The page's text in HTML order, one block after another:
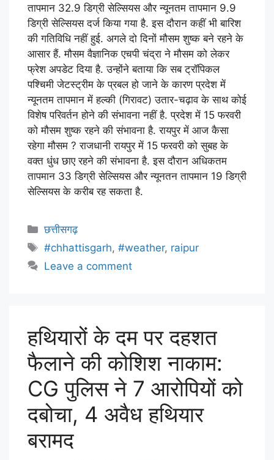
तापमान 32.9 डिग्री सेल्सियस और न्यूनतम तापमान 9.9
डिग्री सेल्सियस दर्ज किया गया है. इस दौरान कहीं भी बारिश
की गतिविधि नहीं हुई. अगले दो दिनों मौसम शुष्क बने रहने के
आसार हैं. मौसम वैज्ञानिक एचपी चंद्रा ने मौसम को लेकर
फ्रेश अपडेट दिया है. उन्होंने बताया कि सब ट्रॉपिकल
पश्चिमी जेटस्ट्रीम के प्रबल हो जाने के कारण प्रदेश में
न्यूनतम तापमान में हल्की (गिरावट) उतार-चढ़ाव के साथ कोई
विशेष परिवर्तन होने की संभावना नहीं है. प्रदेश में 15 फरवरी
को मौसम शुष्क रहने की संभावना है. रायपुर में आज कैसा
रहेगा मौसम ? राजधानी रायपुर में 15 फरवरी को सुबह के
वक्त धुंध छाए रहने की संभावना है. इस दौरान अधिकतम
तापमान 33 डिग्री सेल्सियस और न्यूनतन तापमान 19 डिग्री
सेल्सियस के करीब रह सकता है.
छत्तीसगढ़
#chhattisgarh,#weather, raipur
Leave a comment
हथियारों के दम पर दहशत
फैलाने की कोशिश नाकाम:
CG पुलिस ने 7 आरोपियों को
दबोचा, 4 अवैध हथियार
बरामद